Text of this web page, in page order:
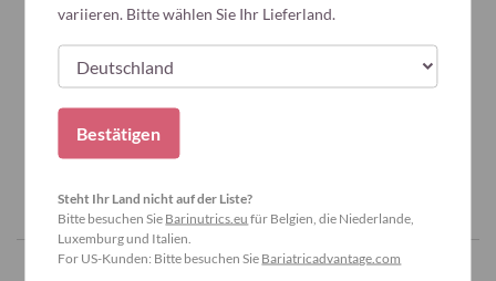
variieren. Bitte wählen Sie Ihr Lieferland.
Bestätigen
Steht Ihr Land nicht auf der Liste?
Bitte besuchen Sie Barinutrics.eu für Belgien, die Niederlande,
Luxemburg und Italien.
For US-Kunden: Bitte besuchen Sie Bariatricadvantage.com